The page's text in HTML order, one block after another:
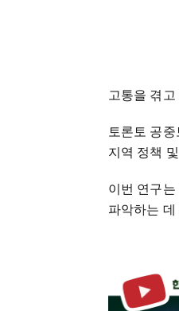
고통을 겪
토론토 공
지역 정책
이번 연구
파악하는